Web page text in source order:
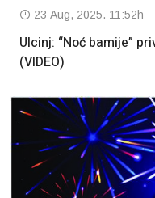
23 Aug, 2025. 11:52h
Ulcinj: “Noć bamije”
(VIDEO)